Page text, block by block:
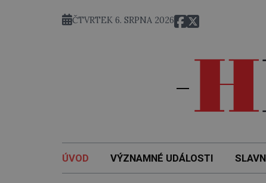
ČTVRTEK 6. SRPNA 2026
ÚVOD VÝZNAMNÉ UDÁLOSTI